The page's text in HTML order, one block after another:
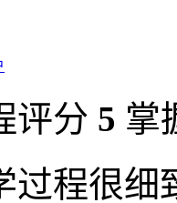
评分 5 掌
过程很细